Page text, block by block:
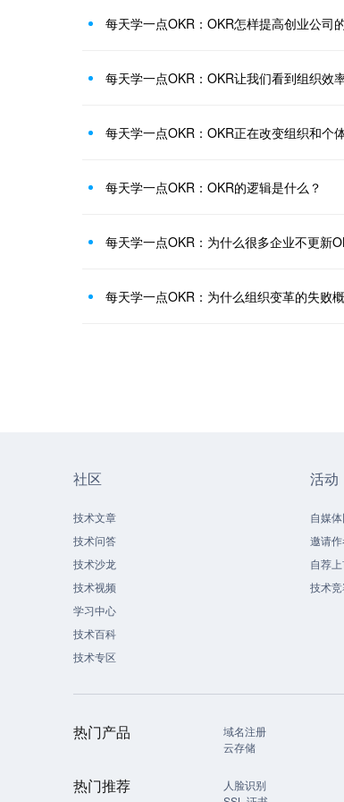
每天学一点OKR：OKR怎样提高创业公司
每天学一点OKR：OKR让我们看到组织效
每天学一点OKR：OKR正在改变组织和个
每天学一点OKR：OKR的逻辑是什么？
每天学一点OKR：为什么很多企业不更新
每天学一点OKR：为什么组织变革的失败
社区
技术文章
技术问答
技术沙龙
技术视频
学习中心
技术百科
技术专区
活动
自媒
邀请
自荐
技术
热门产品 域名注册
云存储
热门推荐 人脸识别